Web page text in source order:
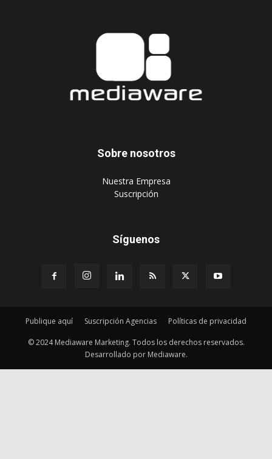
Sobre nosotros
‎Nuestra Empresa
‎Suscripción
Síguenos
Publique aquí Suscripción Agencias Políticas de privacidad
© 2024 Mediaware Marketing. Todos los derechos reservados.
Desarrollado por Mediaware.